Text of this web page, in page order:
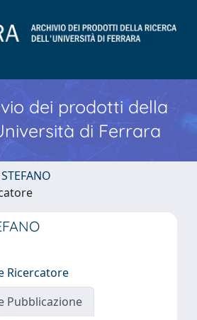
dei prodotti della
di Ferrara
Ricercatore
Pubblicazione